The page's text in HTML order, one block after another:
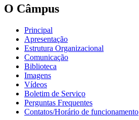
O Câmpus
Principal
Apresentação
Estrutura Organizacional
Comunicação
Biblioteca
Imagens
Vídeos
Boletim de Serviço
Perguntas Frequentes
Contatos/Horário de funcionamento